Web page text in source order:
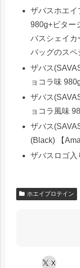
ザバスホエイ
980g+ビター
バスシェイカ
バッグのスペ
ザバス
ョコラ味
ザバス
ョコラ風味
ザバス
(Black) 【
ザバスロゴ入
ホエイプロテイン
X